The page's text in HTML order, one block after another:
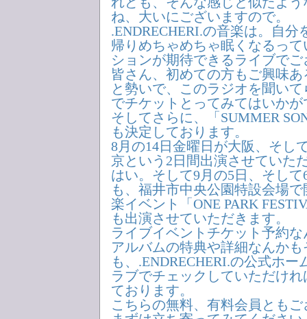
ね、大いにございますので。
.ENDRECHERI.の音楽は。自分
帰りめちゃめちゃ眠くなるっ
ションが期待できるライブで
皆さん、初めての方もご興味
と勢いで、このラジオを聞い
でチケットとってみてはいか
そしてさらに、「SUMMER
も決定しております。
8月の14日金曜日が大阪、そし
京という2日間出演させていた
はい。そして9月の5日、そし
も、福井市中央公園特設会場
楽イベント「ONE PARK
も出演させていただきます。
ライブイベントチケット予約
アルバムの特典や詳細なんか
も、.ENDRECHERI.の公式ホ
ラブでチェックしていただけ
ております。
こちらの無料、有料会員とも